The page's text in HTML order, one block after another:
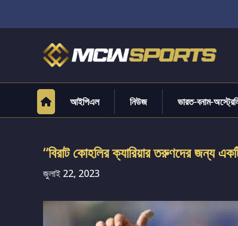
আইপিএল নিউজ ভারত-বনাম-
“বিরাট কোহলির ক্যারিয়ার তরুণদের জন্য
জুলাই 22, 2023